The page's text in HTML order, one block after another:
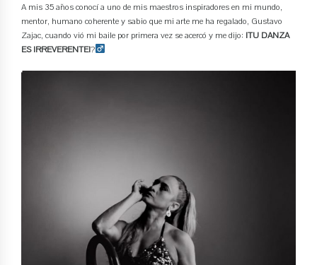
A mis 35 años conocí a uno de mis maestros inspiradores en mi mundo,
mentor, humano coherente y sabio que mi arte me ha regalado, Gustavo
Zajac, cuando vió mi baile por primera vez se acercó y me dijo: ¡TU DANZA
ES IRREVERENTE!?‍